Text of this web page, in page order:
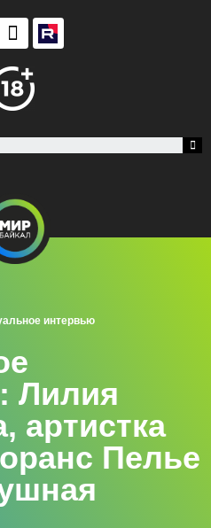
интервью
Лилия
артистка
Пелье